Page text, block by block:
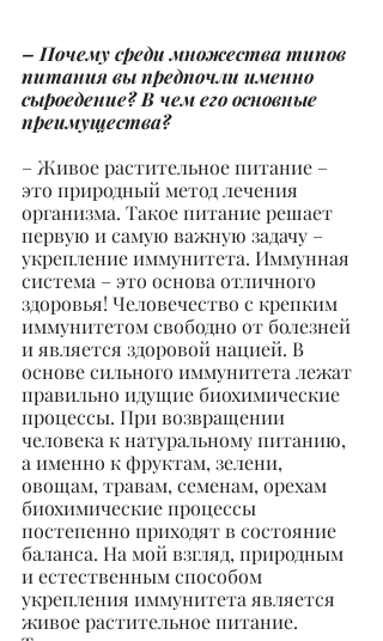
– Почему среди множества типов
питания вы предпочли именно
сыроедение? В чем его основные
преимущества?
– Живое растительное питание –
это природный метод лечения
организма. Такое питание решает
первую и самую важную задачу –
укрепление иммунитета. Иммунная
система – это основа отличного
здоровья! Человечество с крепким
иммунитетом свободно от болезней
и является здоровой нацией. В
основе сильного иммунитета лежат
правильно идущие биохимические
процессы. При возвращении
человека к натуральному питанию,
а именно к фруктам, зелени,
овощам, травам, семенам, орехам
биохимические процессы
постепенно приходят в состояние
баланса. На мой взгляд, природным
и естественным способом
укрепления иммунитета является
живое растительное питание.